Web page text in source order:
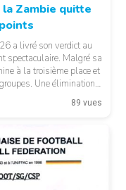
la Zambie quitte
a livré son verdict au
spectaculaire. Malgré sa
à la troisième place et
Une élimination
général : […]
89 vues